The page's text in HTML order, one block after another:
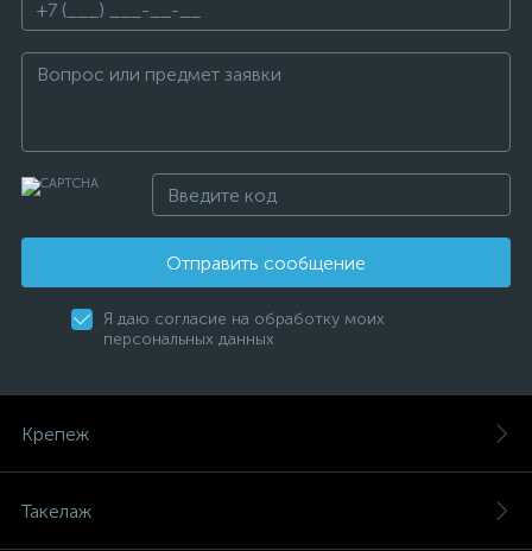
Отправить сообщение
Я даю согласие на обработку моих
персональных данных
Крепеж
Такелаж